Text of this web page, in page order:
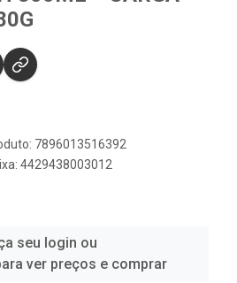
7896013516392
4429438003012
seu login ou
ver preços e comprar